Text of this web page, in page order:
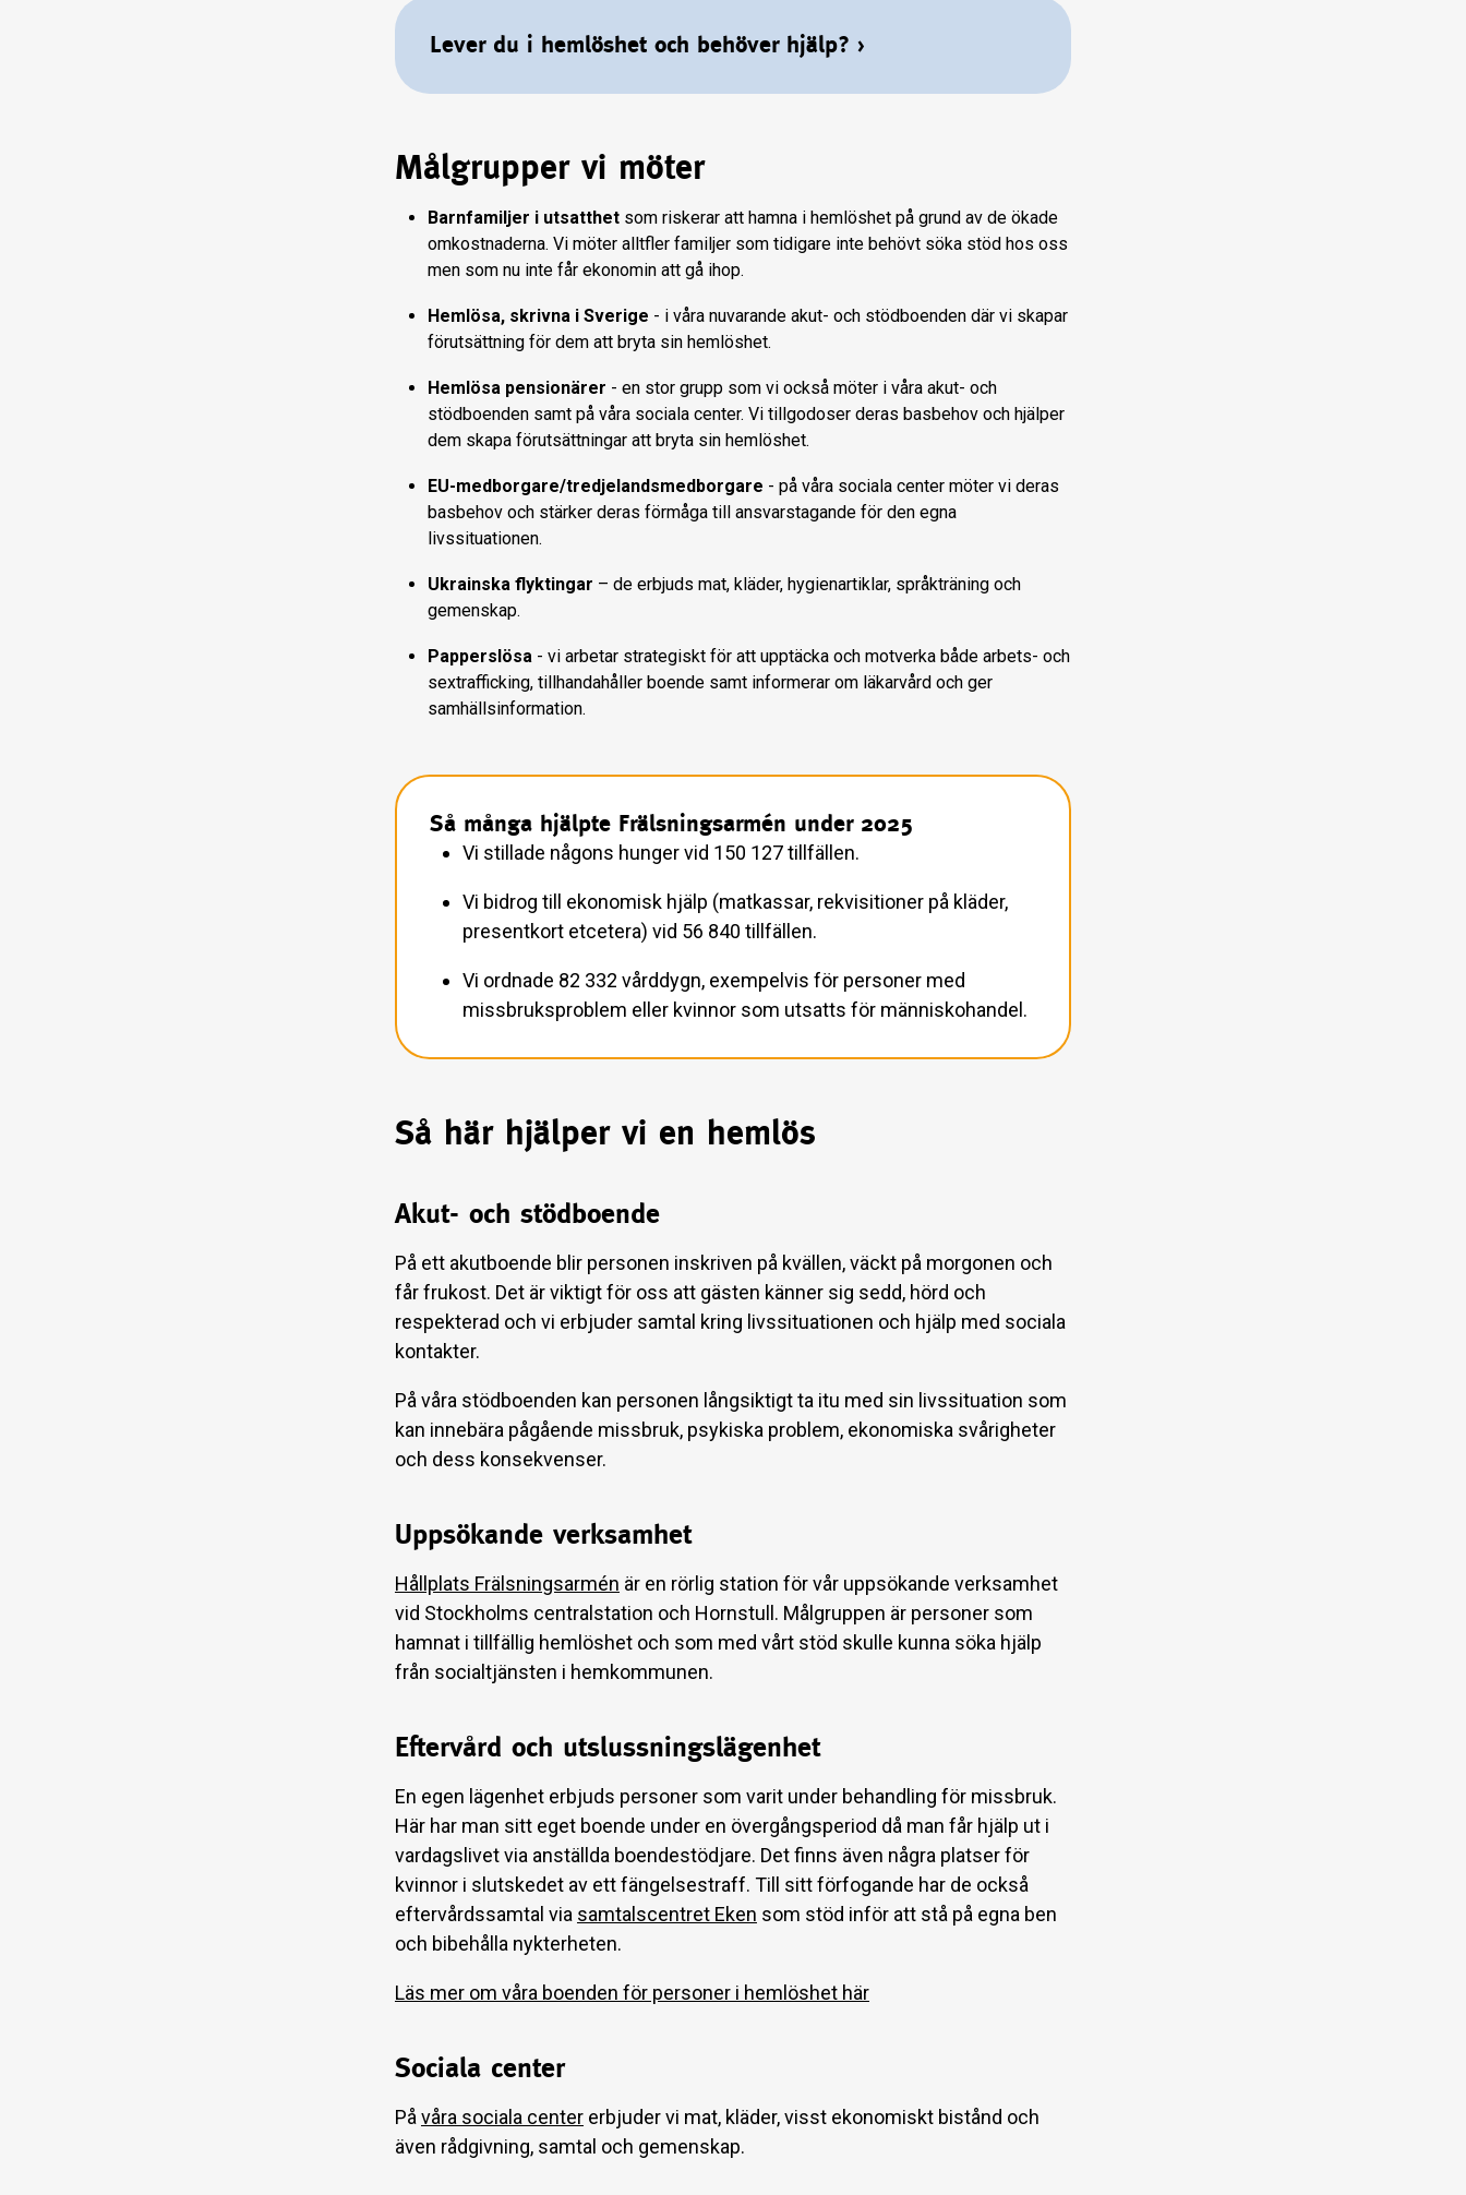
Lever du i hemlöshet och behöver hjälp? ›
Målgrupper vi möter
Barnfamiljer i utsatthetsom riskerar att hamna i hemlöshet på grund av de ökade
omkostnaderna. Vi möter alltfler familjer som tidigare inte behövt söka stöd hos oss
men som nu inte får ekonomin att gå ihop.
Hemlösa, skrivna i Sverige - i våra nuvarande akut- och stödboenden där vi skapar
förutsättning för dem att bryta sin hemlöshet.
Hemlösa pensionärer - en stor grupp som vi också möter i våra akut- och
stödboenden samt på våra sociala center. Vi tillgodoser deras basbehov och hjälper
dem skapa förutsättningar att bryta sin hemlöshet.
EU-medborgare/tredjelandsmedborgare - på våra sociala center möter vi deras
basbehov och stärker deras förmåga till ansvarstagande för den egna
livssituationen.
Ukrainska flyktingar – de erbjuds mat, kläder, hygienartiklar, språkträning och
gemenskap.
Papperslösa- vi arbetar strategiskt för att upptäcka och motverka både arbets- och
sextrafficking, tillhandahåller boende samt informerar om läkarvård och ger
samhällsinformation.
Så många hjälpte Frälsningsarmén under 2025
Vi stillade någons hunger vid 150 127 tillfällen.
Vi bidrog till ekonomisk hjälp (matkassar, rekvisitioner på kläder,
presentkort etcetera) vid 56 840 tillfällen.
Vi ordnade 82 332 vårddygn, exempelvis för personer med
missbruksproblem eller kvinnor som utsatts för människohandel.
Så här hjälper vi en hemlös
Akut- och stödboende
På ett akutboende blir personen inskriven på kvällen, väckt på morgonen och
får frukost. Det är viktigt för oss att gästen känner sig sedd, hörd och
respekterad och vi erbjuder samtal kring livssituationen och hjälp med sociala
kontakter.
På våra stödboenden kan personen långsiktigt ta itu med sin livssituation som
kan innebära pågående missbruk, psykiska problem, ekonomiska svårigheter
och dess konsekvenser.
Uppsökande verksamhet
Hållplats Frälsningsarmén är en rörlig station för vår uppsökande verksamhet
vid Stockholms centralstation och Hornstull. Målgruppen är personer som
hamnat i tillfällig hemlöshet och som med vårt stöd skulle kunna söka hjälp
från socialtjänsten i hemkommunen.
Eftervård och utslussningslägenhet
En egen lägenhet erbjuds personer som varit under behandling för missbruk.
Här har man sitt eget boende under en övergångsperiod då man får hjälp ut i
vardagslivet via anställda boendestödjare. Det finns även några platser för
kvinnor i slutskedet av ett fängelsestraff. Till sitt förfogande har de också
eftervårdssamtal via samtalscentret Eken som stöd inför att stå på egna ben
och bibehålla nykterheten.
Läs mer om våra boenden för personer i hemlöshet här
Sociala center
På våra sociala centererbjuder vi mat, kläder, visst ekonomiskt bistånd och
även rådgivning, samtal och gemenskap.